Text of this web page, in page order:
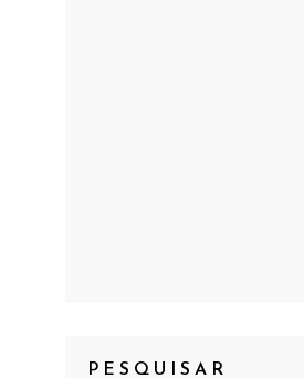
PESQUISAR